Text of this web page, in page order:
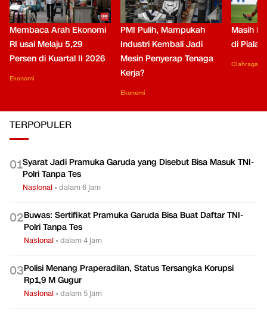
Membaca Arah Ekonomi
RI usai Melaju 5,29
Persen di Kuartal II 2026
Ekonomi
PMI Pulih, Mampukah
Industri Kembali Jadi
Mesin Penyerap Tenaga
Kerja?
Ekonomi
Masih
di Piala
Olahraga
TERPOPULER
01Syarat Jadi Pramuka Garuda yang Disebut Bisa Masuk TNI-
Polri Tanpa Tes
Nasional •dalam 6 jam
02Buwas: Sertifikat Pramuka Garuda Bisa Buat Daftar TNI-
Polri Tanpa Tes
Nasional •dalam 4 jam
03Polisi Menang Praperadilan, Status Tersangka Korupsi
Rp1,9 M Gugur
Nasional •dalam 5 jam